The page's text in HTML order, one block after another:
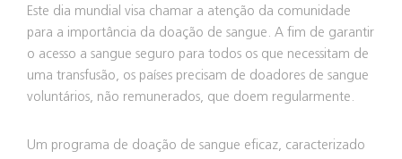
Este dia mundial visa chamar a atenção da comunidade
para a importância da doação de sangue. A fim de garantir
o acesso a sangue seguro para todos os que necessitam de
uma transfusão, os países precisam de doadores de sangue
voluntários, não remunerados, que doem regularmente.
Um programa de doação de sangue eficaz, caracterizado